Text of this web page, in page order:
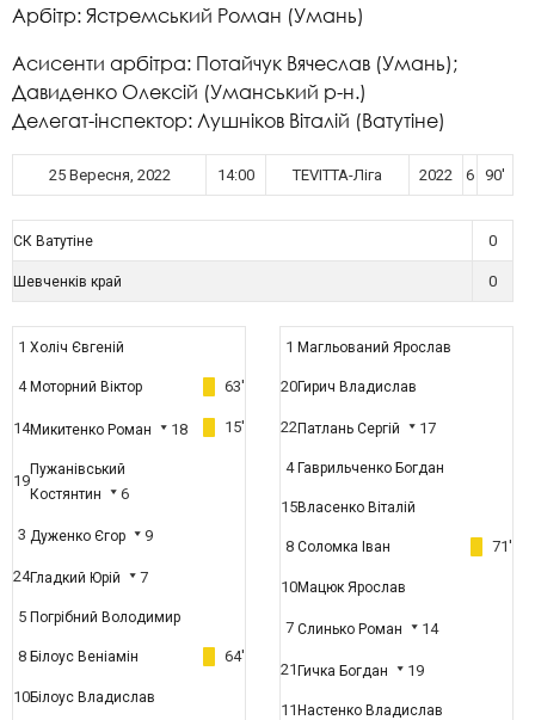
Арбітр: Ястремський Роман (Умань)
Асисенти арбітра: Потайчук Вячеслав (Умань);
Давиденко Олексій (Уманський р-н.)
Делегат-інспектор: Лушніков Віталій (Ватутіне)
25 Вересня, 2022 14:00 TEVITTA-Ліга 2022 6 90'
СК Ватутіне 0
Шевченків край 0
1 Холіч Євгеній
4 Моторний Віктор 63'
14Микитенко Роман 18 15'
19
Пужанівський
Костянтин
6
3 Дуженко Єгор 9
24Гладкий Юрій 7
5 Погрібний Володимир
8 Білоус Веніамін 64'
10Білоус Владислав
1 Магльований Ярослав
20Гирич Владислав
22Патлань Сергій 17
4 Гаврильченко Богдан
15Власенко Віталій
8 Соломка Іван 71'
10Мацюк Ярослав
7 Слинько Роман 14
21Гичка Богдан 19
11Настенко Владислав